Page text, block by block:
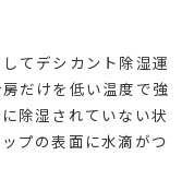
てデシカント除湿運
だけを低い温度で強
除湿されていない状
プの表面に水滴がつ